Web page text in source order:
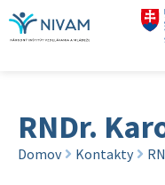
RNDr.
Domov Kontakty